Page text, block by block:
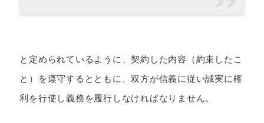
と定められているように、契約した内容（約束したこ
と）を遵守するとともに、双方が信義に従い誠実に権
利を行使し義務を履行しなければなりません。